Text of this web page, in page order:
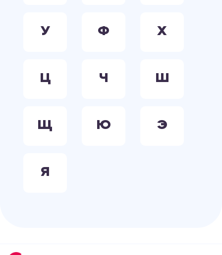
У Ф Х
Ц Ч Ш
Щ Ю Э
Я